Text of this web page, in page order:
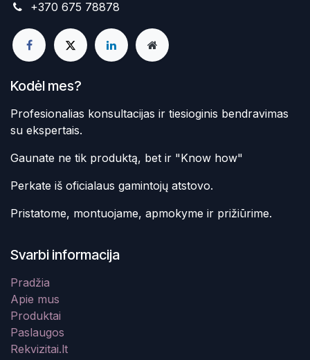
+370 675 78878
Kodėl mes?
Profesionalias konsultacijas ir tiesioginis bendravimas
su ekspertais.
Gaunate ne tik produktą, bet ir "Know how"
Perkate iš oficialaus gamintojų atstovo.
Pristatome, montuojame, apmokyme ir prižiūrime.
Svarbi informacija
Pradžia
Apie mus
Produktai
Paslaugos
Rekvizitai.lt